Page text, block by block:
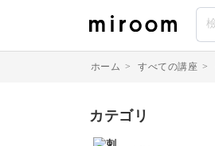
ホーム > すべての講座 >
カテゴリ